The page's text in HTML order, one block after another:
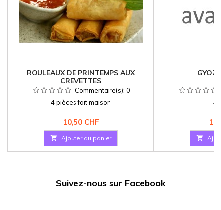
ROULEAUX DE PRINTEMPS AUX
CREVETTES
Commentaire(s): 0
4 pièces fait maison
Prix
10,50 CHF
 Ajouter au panier
4
Prix

Suivez-nous sur Facebook